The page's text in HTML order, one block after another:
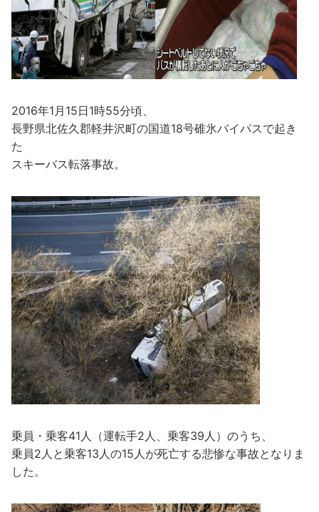
2016年1月15日1時55分頃、
長野県北佐久郡軽井沢町の国道18号碓氷バイパスで起き
た
スキーバス転落事故。
乗員・乗客41人（運転手2人、乗客39人）のうち、
乗員2人と乗客13人の15人が死亡する悲惨な事故となりま
した。